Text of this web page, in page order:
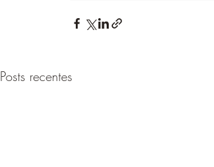
Posts recentes